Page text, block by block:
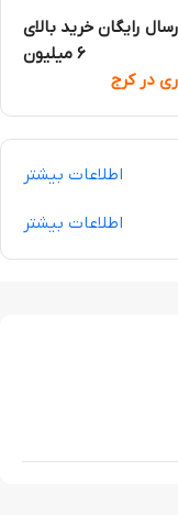
رایگان خرید بالای
6 میلیون
در کرج
اطلاعات بیشتر
اطلاعات بیشتر